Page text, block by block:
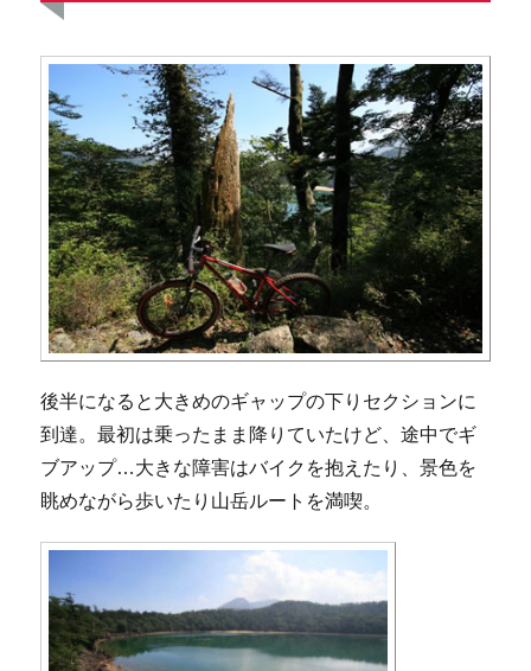
後半になると大きめのギャップの下りセクションに
到達。最初は乗ったまま降りていたけど、途中でギ
ブアップ…大きな障害はバイクを抱えたり、景色を
眺めながら歩いたり山岳ルートを満喫。